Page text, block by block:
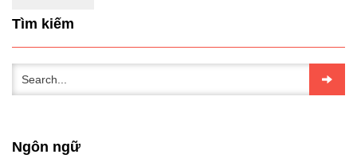
Tìm kiếm
Ngôn ngữ